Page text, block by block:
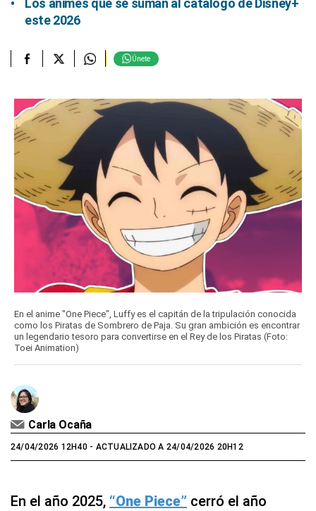
Los animes que se suman al catálogo de Disney+
este 2026
Únete
En el anime "One Piece", Luffy es el capitán de la tripulación conocida
como los Piratas de Sombrero de Paja. Su gran ambición es encontrar
un legendario tesoro para convertirse en el Rey de los Piratas (Foto:
Toei Animation)
Carla Ocaña
24/04/2026 12H40- ACTUALIZADO A 24/04/2026 20H12
En el año 2025, “One Piece” cerró el año